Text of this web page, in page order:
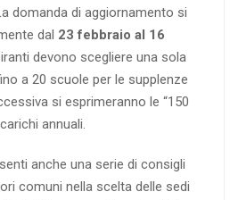
domanda di aggiornamento si
dal 23 febbraio al 16
devono scegliere una sola
a 20 scuole per le supplenze
si esprimeranno le “150
annuali.
anche una serie di consigli
comuni nella scelta delle sedi